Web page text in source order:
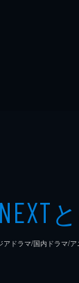
ドラマ/国内ドラマ/ア